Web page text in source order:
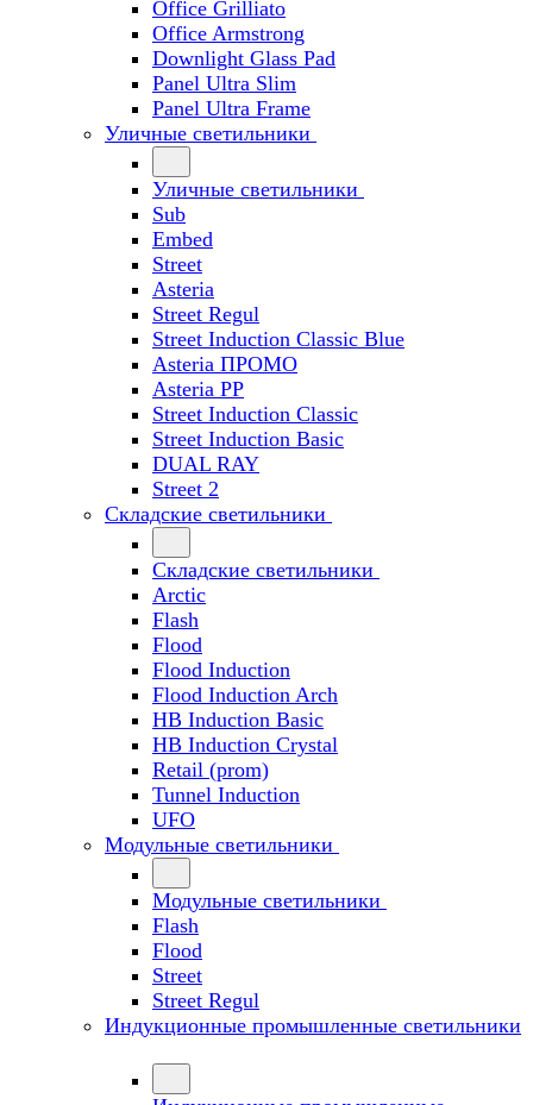
Office Grilliato
Office Armstrong
Downlight Glass Pad
Panel Ultra Slim
Panel Ultra Frame
Уличные светильники
Уличные светильники
Sub
Embed
Street
Asteria
Street Regul
Street Induction Classic Blue
Asteria ПРОМО
Asteria PP
Street Induction Classic
Street Induction Basic
DUAL RAY
Street 2
Складские светильники
Складские светильники
Arctic
Flash
Flood
Flood Induction
Flood Induction Arch
HB Induction Basic
HB Induction Crystal
Retail (prom)
Tunnel Induction
UFO
Модульные светильники
Модульные светильники
Flash
Flood
Street
Street Regul
Индукционные промышленные светильники